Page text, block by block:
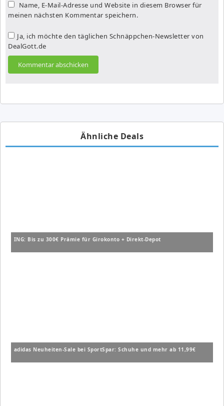
Name, E-Mail-Adresse und Website in diesem Browser für
meinen nächsten Kommentar speichern.
Ja, ich möchte den täglichen Schnäppchen-Newsletter von
DealGott.de
Ähnliche Deals
ING: Bis zu 300€ Prämie für Girokonto + Direkt-Depot
adidas Neuheiten-Sale bei SportSpar: Schuhe und mehr ab 11,99€